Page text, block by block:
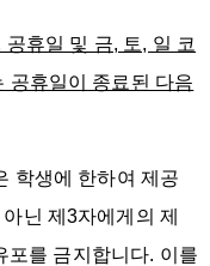
휴일 및 금, 토, 일 코
공휴일이 종료된 다음
학생에 한하여 제공
닌 제3자에게의 제
포를 금지합니다. 이를